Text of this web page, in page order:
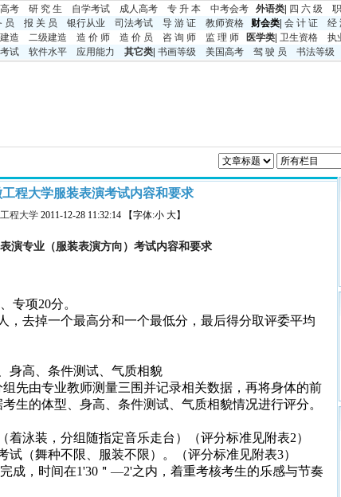
考 研 究 生 自学考试 成人高考 专 升 本 中考会考 外语类 四 六 级
员 报 关 员 银行从业 司法考试 导 游 证 教师资格 财会类| 会 计 证 经
造 二级建造 造 价 师 造 价 员 咨 询 师 监 理 师 医学类 卫生资格 执
试 软件水平 应用能力 其它类 书画等级 美国高考 驾 驶 员 书法等级
工程大学服装表演考试内容和要求
程大学 2011-12-28 11:32:14 【字体:小 大】
表演专业（服装表演方向）考试内容和要求
专项20分。
，去掉一个最高分和一个最低分，最后得分取评委平均
身高、条件测试、气质相貌
先由专业教师测量三围并记录相关数据，再将身体的前
生的体型、身高、条件测试、气质相貌情况进行评分。
着泳装，分组随指定音乐走台）（评分标准见附表2）
试（舞种不限、服装不限）。（评分标准见附表3）
成，时间在1'30＂ —2'之内，着重考核考生的乐感与节奏